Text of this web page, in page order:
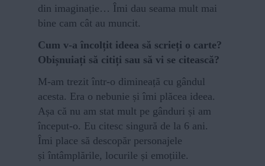
din imaginație… Îmi dau seama mult mai
bine cam cât au muncit.
Cum v-a încolțit ideea să scrieți o carte?
Obișnuiați să citiți sau să vi se citească?
M-am trezit într-o dimineață cu gândul
acesta. Era o nebunie și îmi plăcea ideea.
Așa că nu am stat mult pe gânduri și am
început-o. Eu citesc singură de la 6 ani.
Îmi place să descopăr personajele
și întâmplările, locurile și emoțiile.